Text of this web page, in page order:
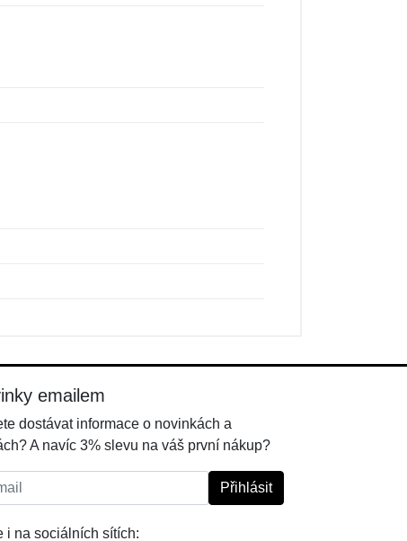
emailem
dostávat informace o novinkách a
A navíc 3% slevu na váš první nákup?
Přihlásit
i na sociálních sítích: